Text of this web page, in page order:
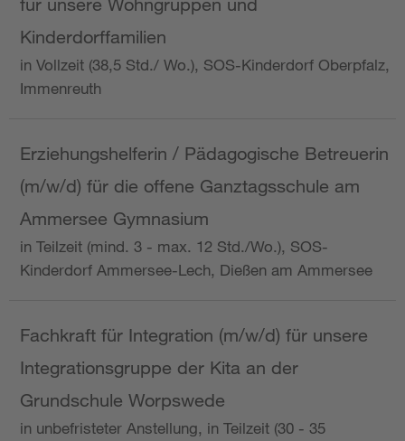
Kinderdorffamilien
in Vollzeit (38,5 Std./ Wo.), SOS-Kinderdorf Oberpfalz,
Immenreuth
Erziehungshelferin / Pädagogische Betreuerin
(m/w/d) für die offene Ganztagsschule am
Ammersee Gymnasium
in Teilzeit (mind. 3 - max. 12 Std./Wo.), SOS-
Kinderdorf Ammersee-Lech, Dießen am Ammersee
Fachkraft für Integration (m/w/d) für unsere
Integrationsgruppe der Kita an der
Grundschule Worpswede
in unbefristeter Anstellung, in Teilzeit (30 - 35